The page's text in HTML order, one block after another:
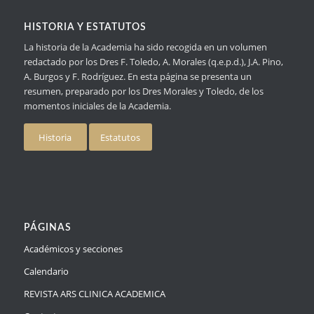
HISTORIA Y ESTATUTOS
La historia de la Academia ha sido recogida en un volumen
redactado por los Dres F. Toledo, A. Morales (q.e.p.d.), J.A. Pino,
A. Burgos y F. Rodríguez. En esta página se presenta un
resumen, preparado por los Dres Morales y Toledo, de los
momentos iniciales de la Academia.
Historia Estatutos
PÁGINAS
Académicos y secciones
Calendario
REVISTA ARS CLINICA ACADEMICA